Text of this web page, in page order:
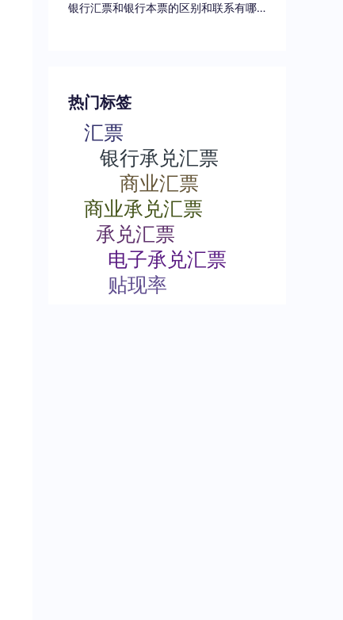
银行汇票和银行本票的区别和联系有哪些（一文读懂支票、本票和汇票的区别）
热门标签
汇票
银行承兑汇票
商业汇票
商业承兑汇票
承兑汇票
电子承兑汇票
贴现率